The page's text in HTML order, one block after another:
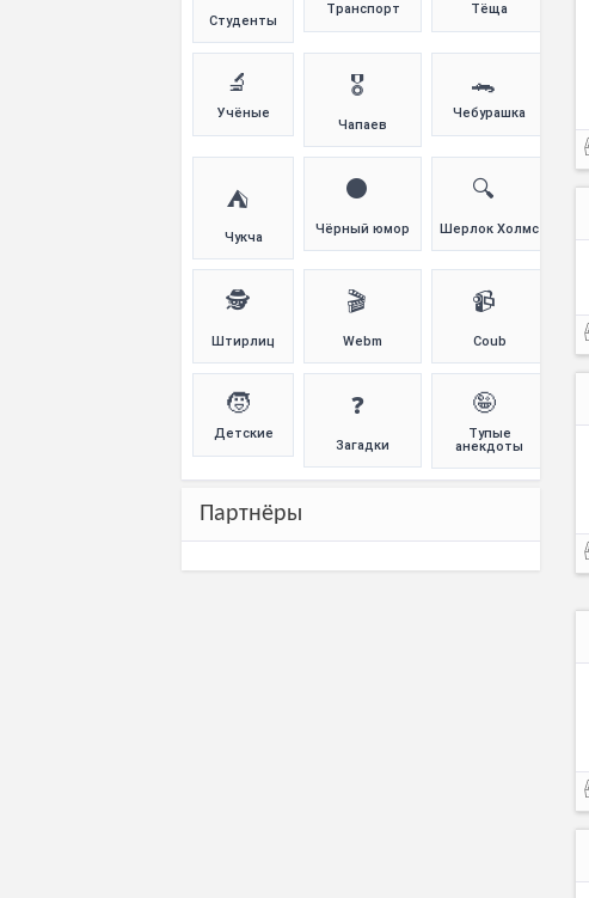
Студенты
Транспорт Тёща
🔬
Учёные
🎖️
Чапаев
🐊
Чебурашка
⛺
Чукча
⚫
Чёрный юмор
🔍
Шерлок Холмс
🕵️
Штирлиц
🎬
Webm
📹
Coub
🧒
Детские
❓
Загадки
🤪
Тупые
анекдоты
Партнёры